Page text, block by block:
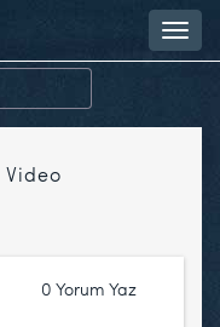
Video
0 Yorum Yaz